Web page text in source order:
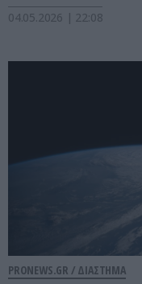
04.05.2026 | 22:08
PRONEWS.GR / ΔΙΑΣΤΗΜΑ